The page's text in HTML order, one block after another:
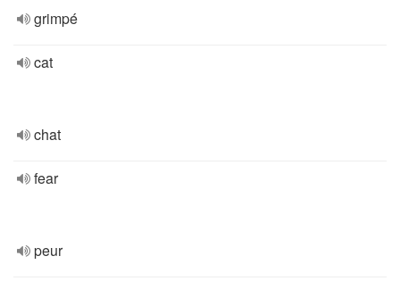
grimpé
cat
chat
fear
peur